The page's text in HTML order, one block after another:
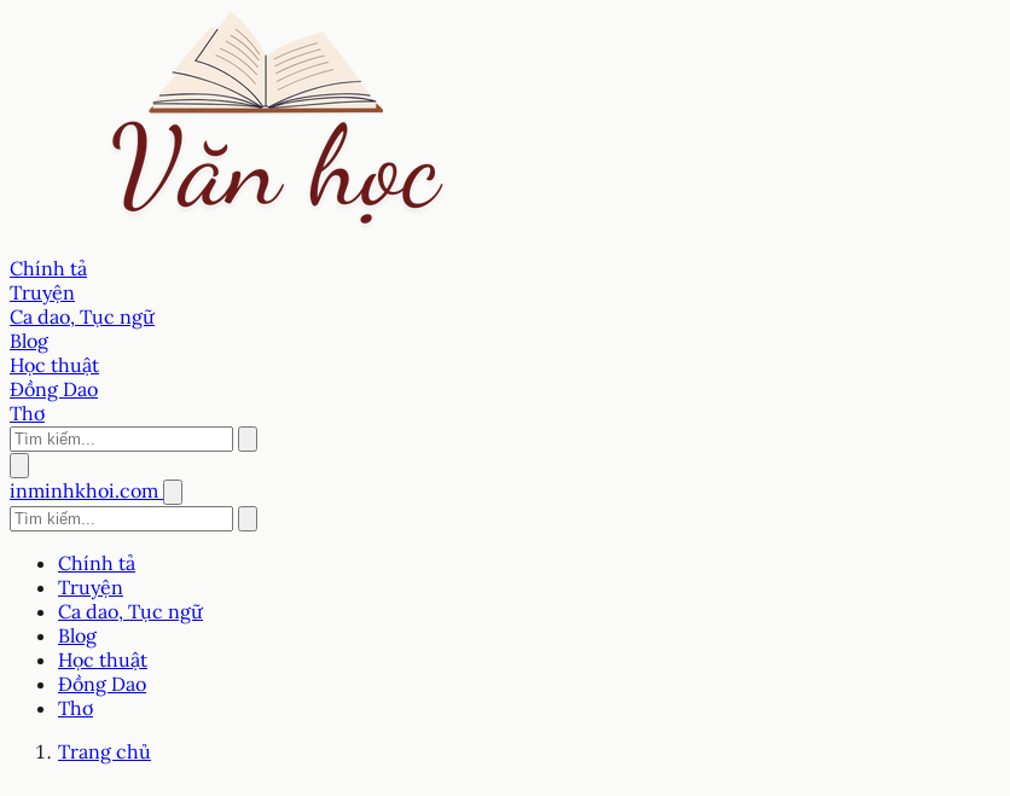
Chính tả
Truyện
Ca dao, Tục ngữ
Blog
Học thuật
Đồng Dao
Thơ
inminhkhoi.com
Chính tả
Truyện
Ca dao, Tục ngữ
Blog
Học thuật
Đồng Dao
Thơ
Trang chủ